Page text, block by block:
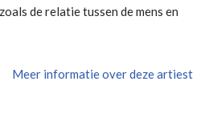
de relatie tussen de mens en
Meer informatie over deze artiest